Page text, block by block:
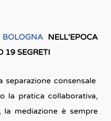
NELL’EPOCA
19 SEGRETI
separazione consensale
la pratica collaborativa,
la mediazione è sempre